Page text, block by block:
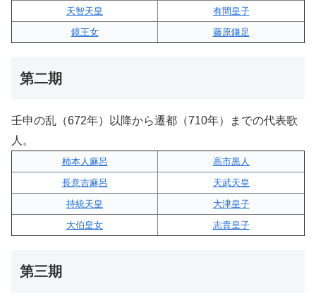
天智天皇
有間皇子
鏡王女
藤原鎌足
第二期
壬申の乱（672年）以降から遷都（710年）までの代表歌
人。
柿本人麻呂
高市黒人
長意吉麻呂
天武天皇
持統天皇
大津皇子
大伯皇女
志貴皇子
第三期